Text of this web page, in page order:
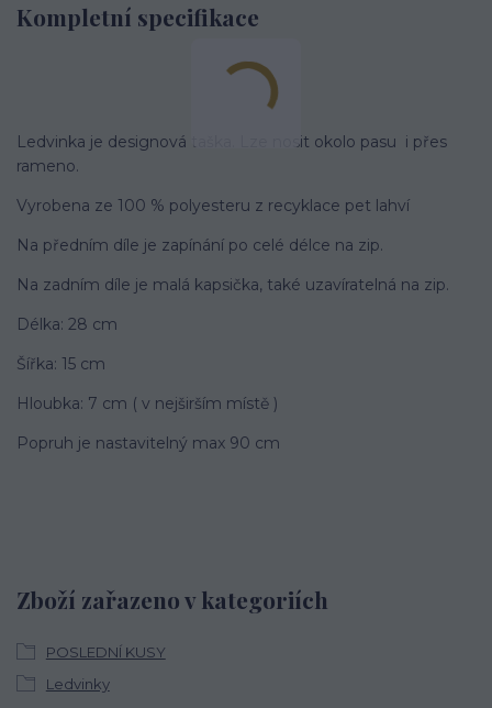
Kompletní specifikace
Ledvinka je designová taška. Lze nosit okolo pasu i přes
rameno.
Vyrobena ze 100 % polyesteru z recyklace pet lahví
Na předním díle je zapínání po celé délce na zip.
Na zadním díle je malá kapsička, také uzavíratelná na zip.
Délka: 28 cm
Šířka: 15 cm
Hloubka: 7 cm ( v nejširším místě )
Popruh je nastavitelný max 90 cm
Zboží zařazeno v kategoriích
POSLEDNÍ KUSY
Ledvinky